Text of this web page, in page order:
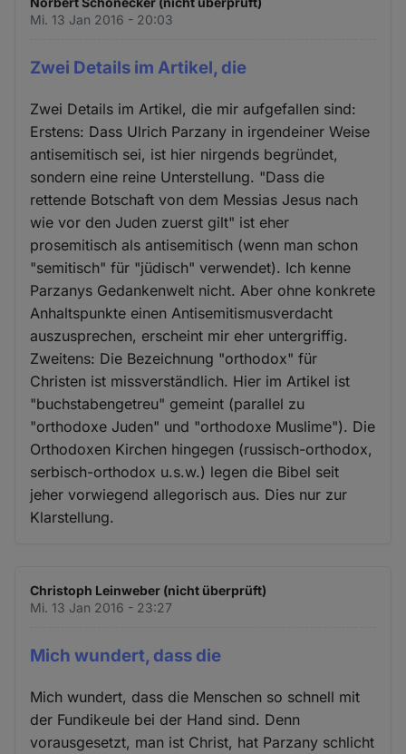
Mi. 13 Jan 2016 - 20:03
Zwei Details im Artikel, die
Zwei Details im Artikel, die mir aufgefallen sind:
Erstens: Dass Ulrich Parzany in irgendeiner Weise
antisemitisch sei, ist hier nirgends begründet,
sondern eine reine Unterstellung. "Dass die
rettende Botschaft von dem Messias Jesus nach
wie vor den Juden zuerst gilt" ist eher
prosemitisch als antisemitisch (wenn man schon
"semitisch" für "jüdisch" verwendet). Ich kenne
Parzanys Gedankenwelt nicht. Aber ohne konkrete
Anhaltspunkte einen Antisemitismusverdacht
auszusprechen, erscheint mir eher untergriffig.
Zweitens: Die Bezeichnung "orthodox" für
Christen ist missverständlich. Hier im Artikel ist
"buchstabengetreu" gemeint (parallel zu
"orthodoxe Juden" und "orthodoxe Muslime"). Die
Orthodoxen Kirchen hingegen (russisch-orthodox,
serbisch-orthodox u.s.w.) legen die Bibel seit
jeher vorwiegend allegorisch aus. Dies nur zur
Klarstellung.
Christoph Leinweber (nicht überprüft)
Mi. 13 Jan 2016 - 23:27
Mich wundert, dass die
Mich wundert, dass die Menschen so schnell mit
der Fundikeule bei der Hand sind. Denn
vorausgesetzt, man ist Christ, hat Parzany schlicht